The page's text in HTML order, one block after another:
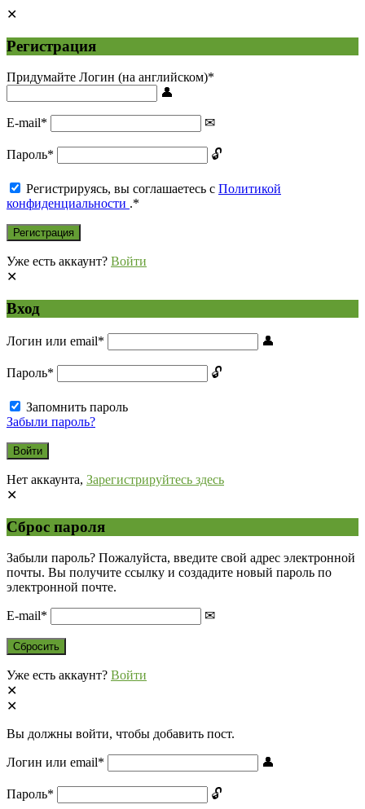
Регистрация
Придумайте Логин (на английском)*
E-mail*
Пароль*
Регистрируясь, вы соглашаетесь с Политикой
конфиденциальности .*
Уже есть аккаунт? Войти
Вход
Логин или email*
Пароль*
Запомнить пароль
Забыли пароль?
Нет аккаунта, Зарегистрируйтесь здесь
Сброс пароля
Забыли пароль? Пожалуйста, введите свой адрес электронной
почты. Вы получите ссылку и создадите новый пароль по
электронной почте.
E-mail*
Уже есть аккаунт? Войти
Вы должны войти, чтобы добавить пост.
Логин или email*
Пароль*